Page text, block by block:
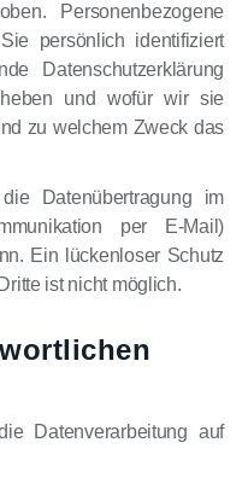
Personenbezogene
persönlich identifiziert
Datenschutzerklärung
und wofür wir sie
zu welchem Zweck das
Datenübertragung im
per E-Mail)
Ein lückenloser Schutz
ist nicht möglich.
Datenverarbeitung auf